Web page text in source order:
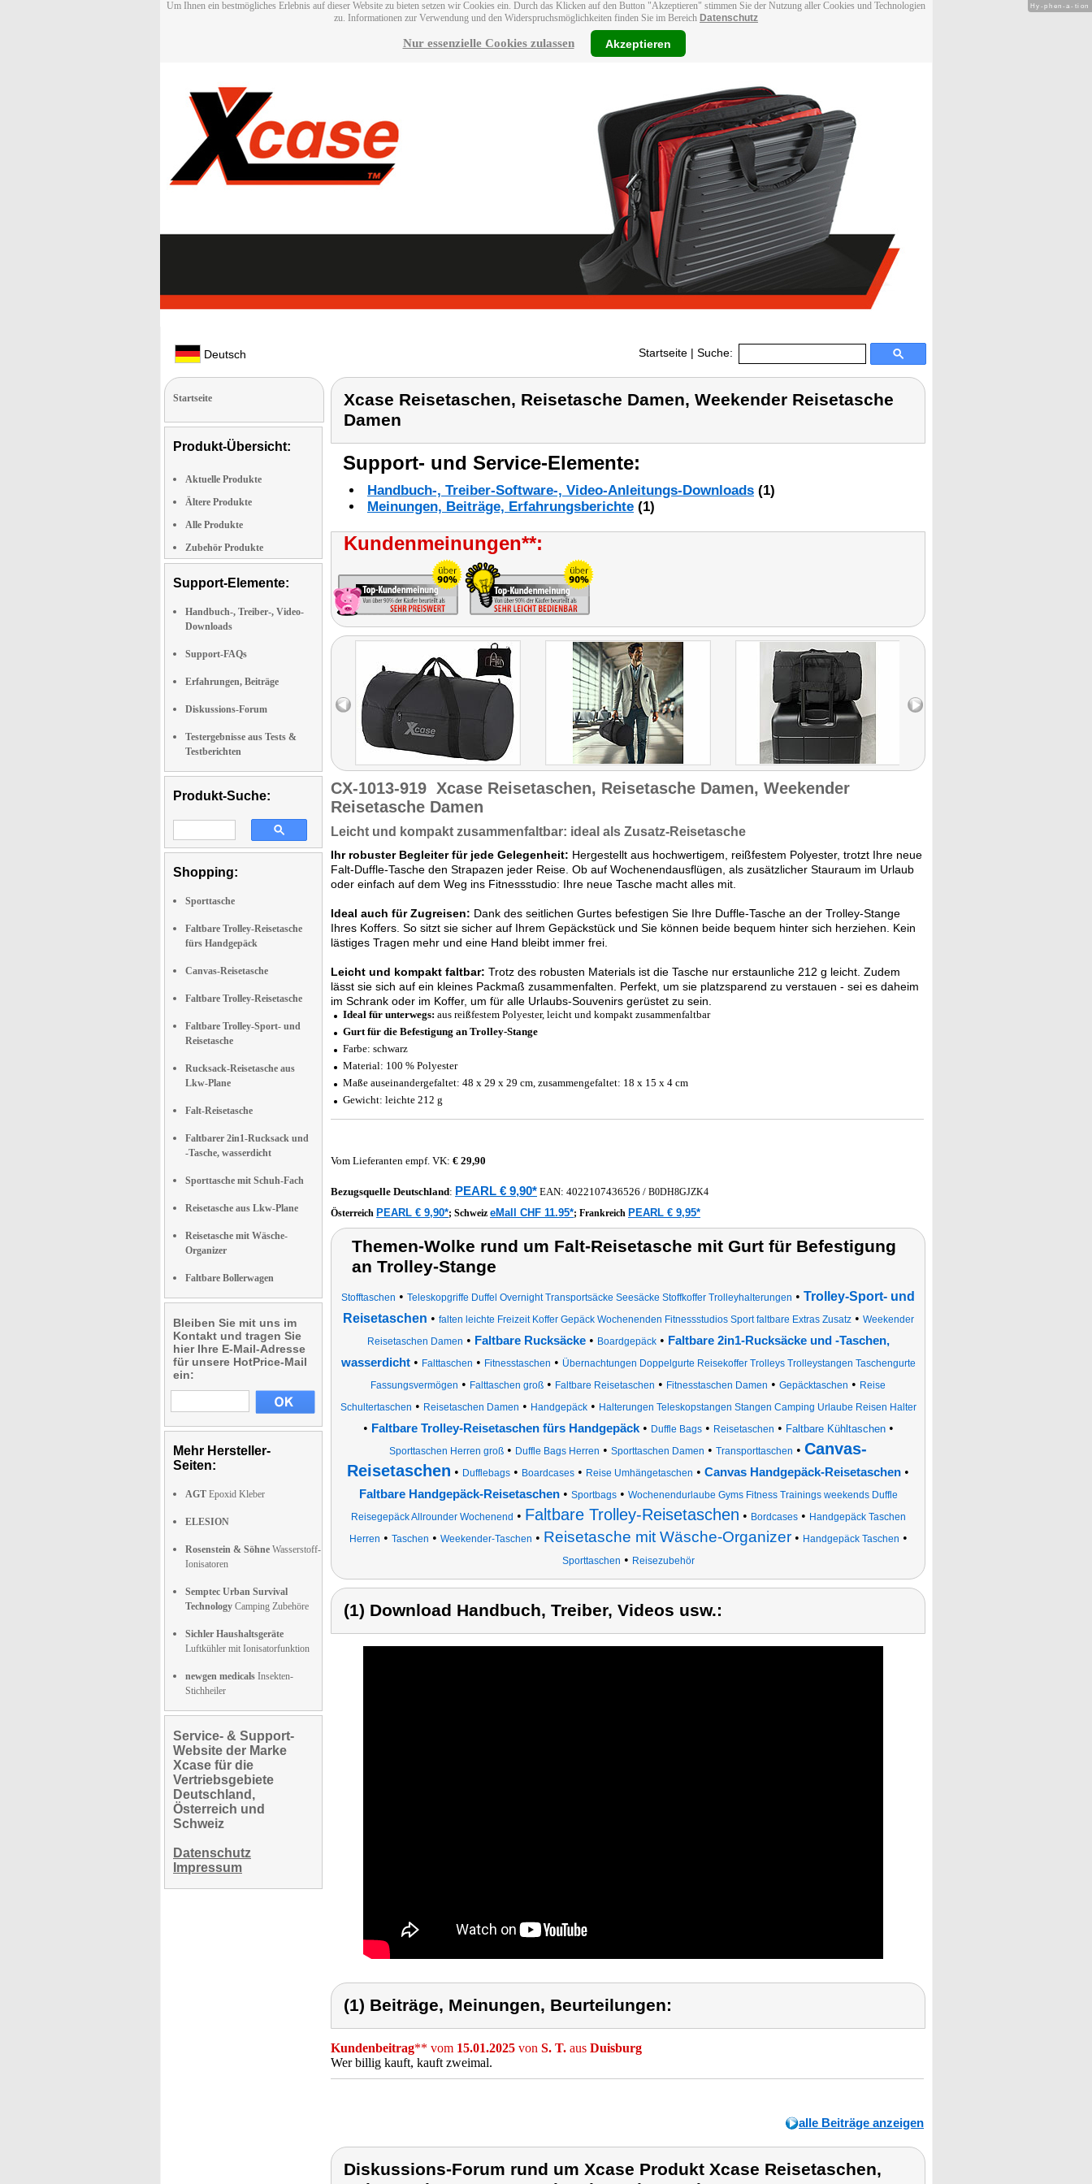
Um Ihnen ein bestmögliches Erlebnis auf dieser Website zu bieten setzen wir Cookies ein. Durch das Klicken auf den Button "Akzeptieren" stimmen Sie der Nutzung aller Cookies und Technologien
zu. Informationen zur Verwendung und den Widerspruchsmöglichkeiten finden Sie im Bereich Datenschutz
Nur essenzielle Cookies zulassen Akzeptieren
Deutsch Startseite | Suche:
Startseite
Produkt-Übersicht:
Aktuelle Produkte
Ältere Produkte
Alle Produkte
Zubehör Produkte
Support-Elemente:
Handbuch-, Treiber-, Video-
Downloads
Support-FAQs
Erfahrungen, Beiträge
Diskussions-Forum
Testergebnisse aus Tests &
Testberichten
Produkt-Suche:
Shopping:
Sporttasche
Faltbare Trolley-Reisetasche
fürs Handgepäck
Canvas-Reisetasche
Faltbare Trolley-Reisetasche
Faltbare Trolley-Sport- und
Reisetasche
Rucksack-Reisetasche aus
Lkw-Plane
Falt-Reisetasche
Faltbarer 2in1-Rucksack und
-Tasche, wasserdicht
Sporttasche mit Schuh-Fach
Reisetasche aus Lkw-Plane
Reisetasche mit Wäsche-
Organizer
Faltbare Bollerwagen
Bleiben Sie mit uns im
Kontakt und tragen Sie
hier Ihre E-Mail-Adresse
für unsere HotPrice-Mail
ein:
Mehr Hersteller-
Seiten:
AGT Epoxid Kleber
ELESION
Rosenstein & Söhne Wasserstoff-
Ionisatoren
Semptec Urban Survival
Technology Camping Zubehöre
Sichler Haushaltsgeräte
Luftkühler mit Ionisatorfunktion
newgen medicals Insekten-
Stichheiler
Service- & Support-
Website der Marke
Xcase für die
Vertriebsgebiete
Deutschland,
Österreich und
Schweiz
Datenschutz
Impressum
Xcase Reisetaschen, Reisetasche Damen, Weekender Reisetasche
Damen
Support- und Service-Elemente:
Handbuch-, Treiber-Software-, Video-Anleitungs-Downloads (1)
Meinungen, Beiträge, Erfahrungsberichte (1)
Kundenmeinungen**:
CX-1013-919 Xcase Reisetaschen, Reisetasche Damen, Weekender
Reisetasche Damen
Leicht und kompakt zusammenfaltbar: ideal als Zusatz-Reisetasche
Ihr robuster Begleiter für jede Gelegenheit: Hergestellt aus hochwertigem, reißfestem Polyester, trotzt Ihre neue
Falt-Duffle-Tasche den Strapazen jeder Reise. Ob auf Wochenendausflügen, als zusätzlicher Stauraum im Urlaub
oder einfach auf dem Weg ins Fitnessstudio: Ihre neue Tasche macht alles mit.
Ideal auch für Zugreisen: Dank des seitlichen Gurtes befestigen Sie Ihre Duffle-Tasche an der Trolley-Stange
Ihres Koffers. So sitzt sie sicher auf Ihrem Gepäckstück und Sie können beide bequem hinter sich herziehen. Kein
lästiges Tragen mehr und eine Hand bleibt immer frei.
Leicht und kompakt faltbar: Trotz des robusten Materials ist die Tasche nur erstaunliche 212 g leicht. Zudem
lässt sie sich auf ein kleines Packmaß zusammenfalten. Perfekt, um sie platzsparend zu verstauen - sei es daheim
im Schrank oder im Koffer, um für alle Urlaubs-Souvenirs gerüstet zu sein.
Ideal für unterwegs: aus reißfestem Polyester, leicht und kompakt zusammenfaltbar
Gurt für die Befestigung an Trolley-Stange
Farbe: schwarz
Material: 100 % Polyester
Maße auseinandergefaltet: 48 x 29 x 29 cm, zusammengefaltet: 18 x 15 x 4 cm
Gewicht: leichte 212 g
Vom Lieferanten empf. VK: € 29,90
Bezugsquelle Deutschland: PEARL € 9,90* EAN: 4022107436526 / B0DH8GJZK4
Österreich PEARL € 9,90*; Schweiz eMall CHF 11.95*; Frankreich PEARL € 9,95*
Themen-Wolke rund um Falt-Reisetasche mit Gurt für Befestigung
an Trolley-Stange
Stofftaschen • Teleskopgriffe Duffel Overnight Transportsäcke Seesäcke Stoffkoffer Trolleyhalterungen • Trolley-Sport- und
Reisetaschen • falten leichte Freizeit Koffer Gepäck Wochenenden Fitnessstudios Sport faltbare Extras Zusatz• Weekender
Reisetaschen Damen • Faltbare Rucksäcke• Boardgepäck• Faltbare 2in1-Rucksäcke und -Taschen,
wasserdicht• Falttaschen • Fitnesstaschen • Übernachtungen Doppelgurte Reisekoffer Trolleys Trolleystangen Taschengurte
Fassungsvermögen • Falttaschen groß • Faltbare Reisetaschen • Fitnesstaschen Damen • Gepäcktaschen • Reise
Schultertaschen • Reisetaschen Damen • Handgepäck• Halterungen Teleskopstangen Stangen Camping Urlaube Reisen Halter
• Faltbare Trolley-Reisetaschen fürs Handgepäck• Duffle Bags• Reisetaschen • Faltbare Kühltaschen•
Sporttaschen Herren groß • Duffle Bags Herren • Sporttaschen Damen • Transporttaschen • Canvas-
Reisetaschen • Dufflebags • Boardcases • Reise Umhängetaschen • Canvas Handgepäck-Reisetaschen •
Faltbare Handgepäck-Reisetaschen• Sportbags• Wochenendurlaube Gyms Fitness Trainings weekends Duffle
Reisegepäck Allrounder Wochenend • Faltbare Trolley-Reisetaschen • Bordcases• Handgepäck Taschen
Herren • Taschen • Weekender-Taschen • Reisetasche mit Wäsche-Organizer• Handgepäck Taschen •
Sporttaschen • Reisezubehör
(1) Download Handbuch, Treiber, Videos usw.:
(1) Beiträge, Meinungen, Beurteilungen:
Kundenbeitrag** vom 15.01.2025 von S. T. aus Duisburg
Wer billig kauft, kauft zweimal.
alle Beiträge anzeigen
Diskussions-Forum rund um Xcase Produkt Xcase Reisetaschen,
Hy-phen-a-tion